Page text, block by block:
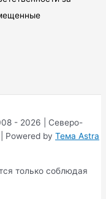
- 2026 | Северо-
Powered by Тема Astra
только соблюдая